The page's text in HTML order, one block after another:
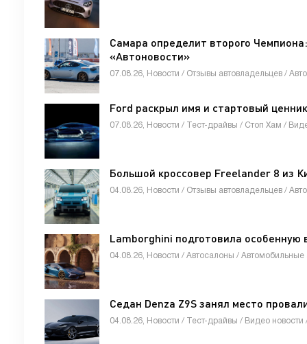
Самара определит второго
«Автоновости»
07.08.26, Новости / Отзывы автовладельцев /
Ford раскрыл имя и стартовый
07.08.26, Новости / Тест-драйвы / Стоп Хам /
Большой кроссовер Freelander 8 из
04.08.26, Новости / Отзывы автовладельцев /
Lamborghini подготовила
04.08.26, Новости / Автосалоны /
Седан Denza Z9S занял место
04.08.26, Новости / Тест-драйвы / Видео